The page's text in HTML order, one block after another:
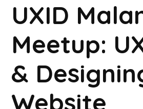
UXID
Meetup:
&
Website